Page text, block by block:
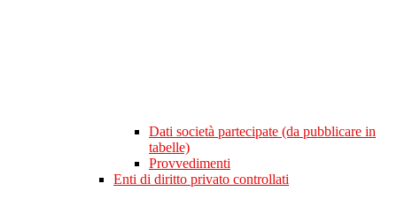
Dati società partecipate (da pubblicare in
tabelle)
Provvedimenti
Enti di diritto privato controllati